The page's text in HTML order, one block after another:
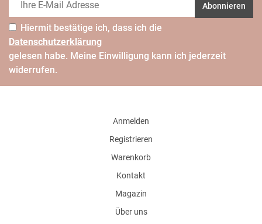
Abonnieren
Hiermit bestätige ich, dass ich die
Daten­schutz­erklärung
gelesen habe. Meine Einwilligung kann ich jederzeit
widerrufen.
Anmelden
Registrieren
Warenkorb
Kontakt
Magazin
Über uns